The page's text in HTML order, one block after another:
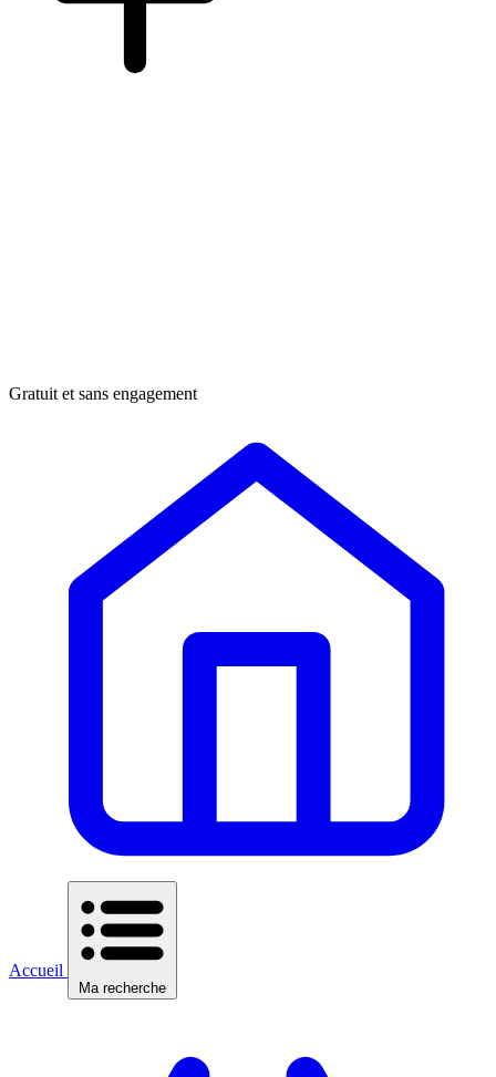
Gratuit et sans engagement
Accueil
Ma recherche